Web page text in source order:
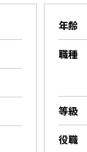
年齢
職種
等級
役職